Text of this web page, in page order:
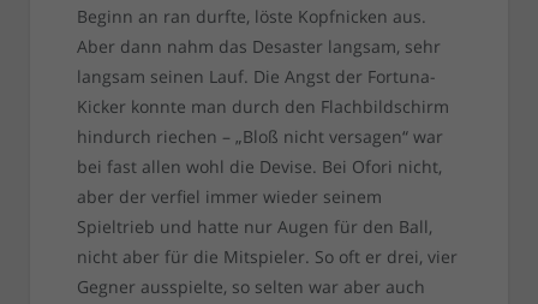
Beginn an ran durfte, löste Kopfnicken aus.
Aber dann nahm das Desaster langsam, sehr
langsam seinen Lauf. Die Angst der Fortuna-
Kicker konnte man durch den Flachbildschirm
hindurch riechen – „Bloß nicht versagen“ war
bei fast allen wohl die Devise. Bei Ofori nicht,
aber der verfiel immer wieder seinem
Spieltrieb und hatte nur Augen für den Ball,
nicht aber für die Mitspieler. So oft er drei, vier
Gegner ausspielte, so selten war aber auch